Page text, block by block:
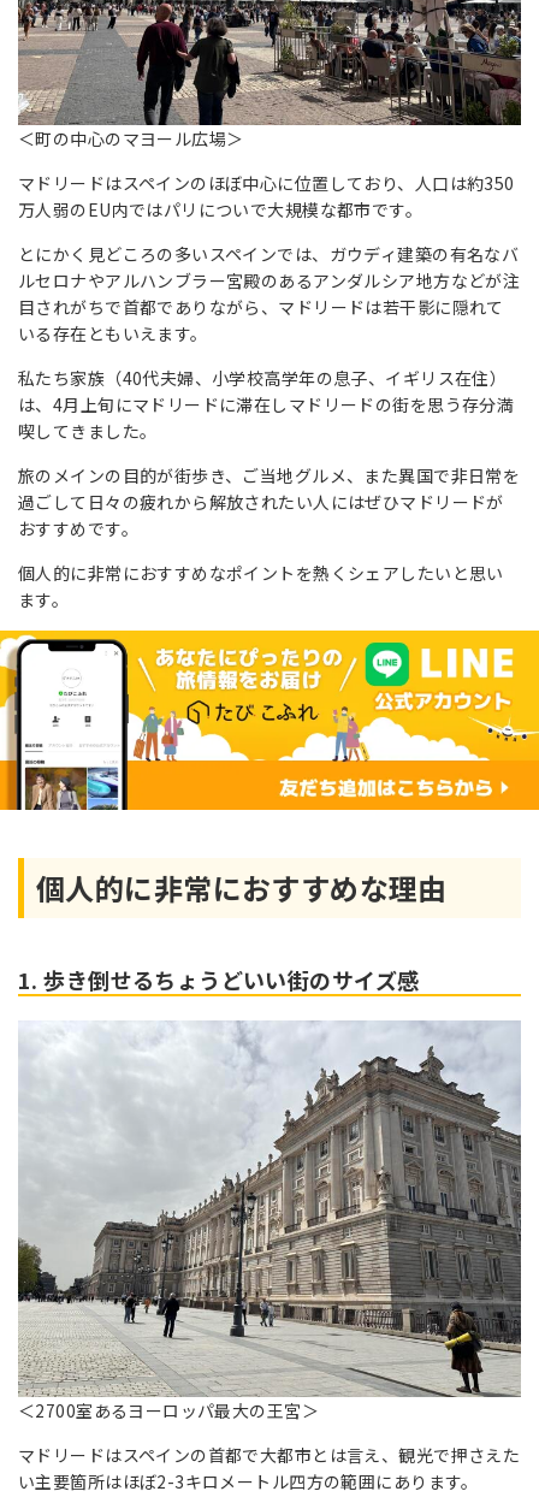
＜町の中心のマヨール広場＞
マドリードはスペインのほぼ中心に位置しており、人口は約350
万人弱のEU内ではパリについで大規模な都市です。
とにかく見どころの多いスペインでは、ガウディ建築の有名なバ
ルセロナやアルハンブラー宮殿のあるアンダルシア地方などが注
目されがちで首都でありながら、マドリードは若干影に隠れて
いる存在ともいえます。
私たち家族（40代夫婦、小学校高学年の息子、イギリス在住）
は、4月上旬にマドリードに滞在しマドリードの街を思う存分満
喫してきました。
旅のメインの目的が街歩き、ご当地グルメ、また異国で非日常を
過ごして日々の疲れから解放されたい人にはぜひマドリードが
おすすめです。
個人的に非常におすすめなポイントを熱くシェアしたいと思い
ます。
個人的に非常におすすめな理由
1. 歩き倒せるちょうどいい街のサイズ感
＜2700室あるヨーロッパ最大の王宮＞
マドリードはスペインの首都で大都市とは言え、観光で押さえた
い主要箇所はほぼ2-3キロメートル四方の範囲にあります。